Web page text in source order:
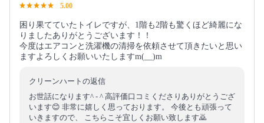
5.00
困り果てていたトイレですが、1階も2階も驚くほど綺麗にな
りましたありがとうございます！！
今度はエアコンと洗濯機の清掃を依頼させて頂きたいと思い
ますよろしくお願いいたしますm(__)m
クリーンハートの返信
お世話になります^ - ^ 高評価口コミくださりありがとうござ
います😊 非常に嬉しく思っております。 今後とも頑張って
いきますので、 こちらこそ宜しくお願い致します🙇